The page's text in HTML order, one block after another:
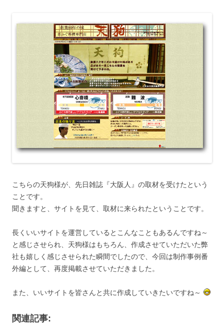
こちらの天狗様が、先日雑誌『大阪人』の取材を受けたという
ことです。
聞きますと、サイトを見て、取材に来られたということです。
長くいいサイトを運営しているとこんなこともあるんですね～
と感じさせられ、天狗様はもちろん、作成させていただいた弊
社も嬉しく感じさせられた瞬間でしたので、今回は制作事例番
外編として、再度掲載させていただきました。
また、いいサイトを皆さんと共に作成していきたいですね～
関連記事: